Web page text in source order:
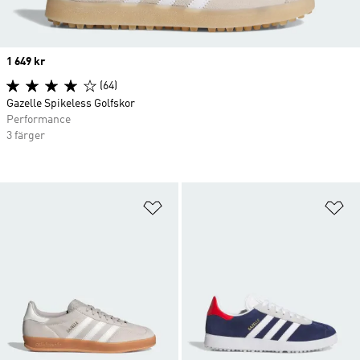
Price
1 649 kr
(64)
Gazelle Spikeless Golfskor
Performance
3 färger